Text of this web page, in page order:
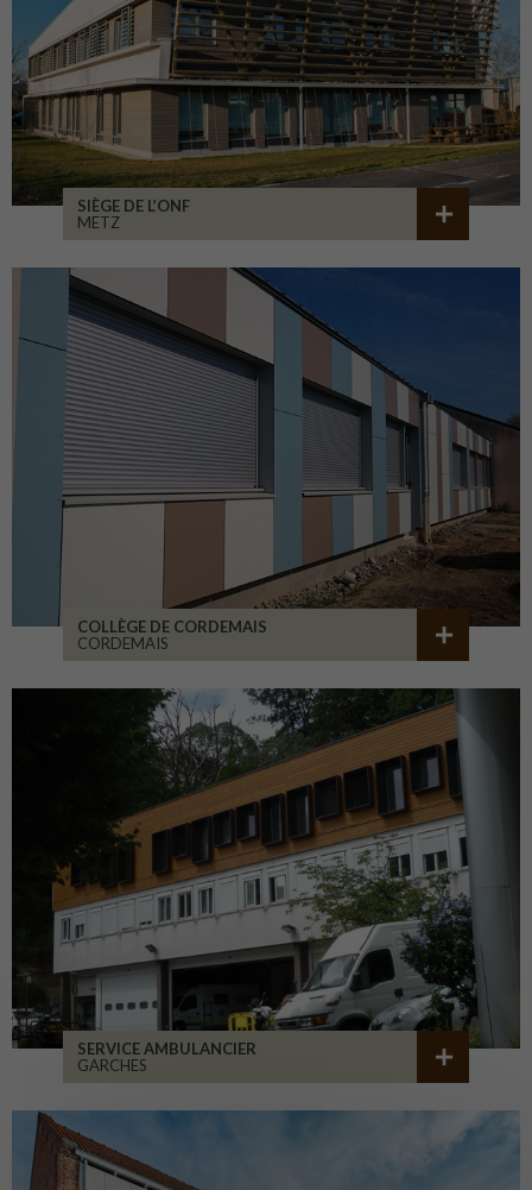
SIÈGE DE L’ONF
METZ
COLLÈGE DE CORDEMAIS
CORDEMAIS
SERVICE AMBULANCIER
GARCHES